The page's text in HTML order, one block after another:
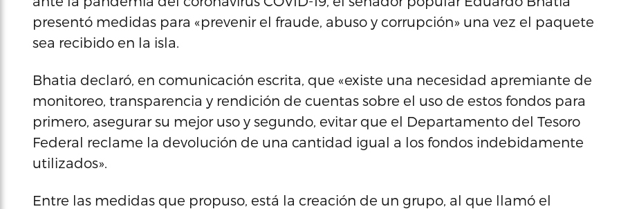
presentó medidas para «prevenir el fraude, abuso y corrupción» una vez el paquete
sea recibido en la isla.
Bhatia declaró, en comunicación escrita, que «existe una necesidad apremiante de
monitoreo, transparencia y rendición de cuentas sobre el uso de estos fondos para
primero, asegurar su mejor uso y segundo, evitar que el Departamento del Tesoro
Federal reclame la devolución de una cantidad igual a los fondos indebidamente
utilizados».
Entre las medidas que propuso, está la creación de un grupo, al que llamó el